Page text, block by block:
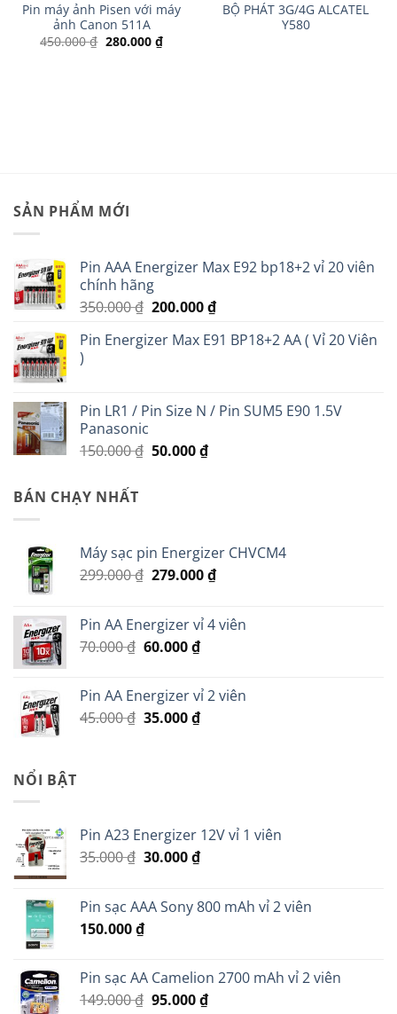
Pin máy ảnh Pisen với máy
ảnh Canon 511A
450.000₫ Giá
gốc
280.000 ₫Giá
hiện
BỘ PHÁT 3G/4G ALCATEL
Y580
SẢN PHẨM MỚI
Pin AAA Energizer Max E92 bp18+2 vỉ 20 viên
chính hãng
350.000₫ Giá
là:
200.000₫Giá
tại
Pin Energizer Max E91 BP18+2 AA ( Vỉ 20 Viên
)
Pin LR1 / Pin Size N / Pin SUM5 E90 1.5V
Panasonic
150.000₫ Giá
50.000₫Giá
BÁN CHẠY NHẤT
Máy sạc pin Energizer CHVCM4
299.000₫ Giá
299.000 ₫.
279.000₫Giá
là:
Pin AA Energizer vỉ 4 viên
70.000₫ Giá
70.000 ₫.
60.000₫Giá
là:
60.000 ₫.
Pin AA Energizer vỉ 2 viên
45.000₫ Giá
35.000₫Giá
NỔI BẬT
Pin A23 Energizer 12V vỉ 1 viên
35.000₫ Giá
35.000 ₫.
30.000₫Giá
là:
Pin sạc AAA Sony 800 mAh vỉ 2 viên
150.000₫
Pin sạc AA Camelion 2700 mAh vỉ 2 viên
149.000₫ Giá
95.000₫Giá